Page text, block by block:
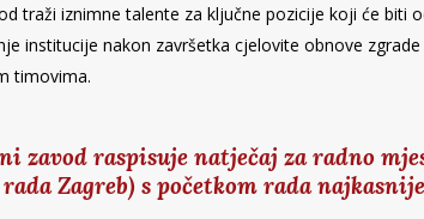
traži iznimne talente za ključne pozicije koji će
institucije nakon završetka cjelovite obnove
timovima.
zavod raspisuje natječaj za radno
Zagreb) s početkom rada